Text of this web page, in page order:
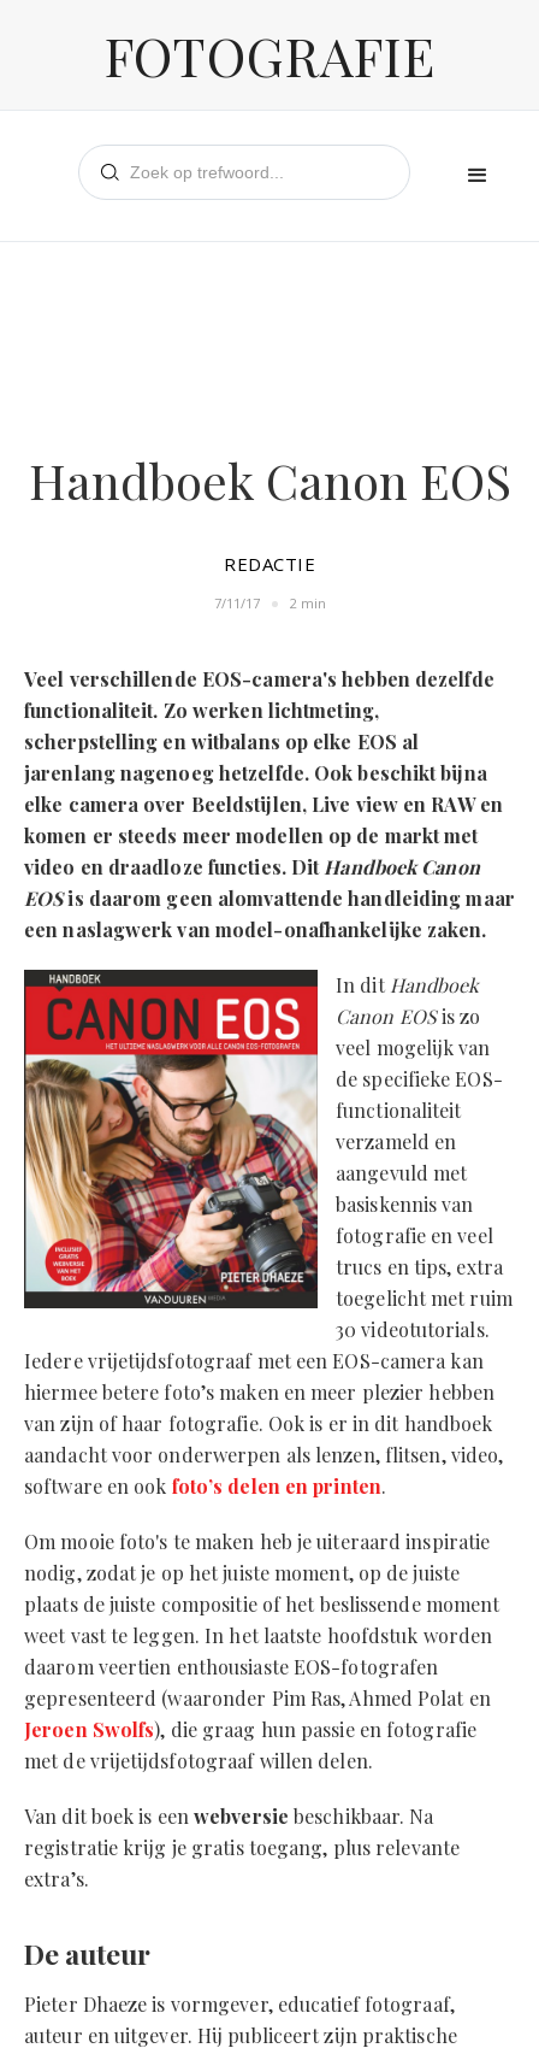
FOTOGRAFIE
Handboek Canon EOS
REDACTIE
7/11/17 2 min
Veel verschillende EOS-camera's hebben dezelfde
functionaliteit. Zo werken lichtmeting,
scherpstelling en witbalans op elke EOS al
jarenlang nagenoeg hetzelfde. Ook beschikt bijna
elke camera over Beeldstijlen, Live view en RAW en
komen er steeds meer modellen op de markt met
video en draadloze functies. Dit Handboek Canon
EOSis daarom geen alomvattende handleiding maar
een naslagwerk van model-onafhankelijke zaken.
In dit Handboek
Canon EOSis zo
veel mogelijk van
de specifieke EOS-
functionaliteit
verzameld en
aangevuld met
basiskennis van
fotografie en veel
trucs en tips, extra
toegelicht met ruim
30 videotutorials.
Iedere vrijetijdsfotograaf met een EOS-camera kan
hiermee betere foto’s maken en meer plezier hebben
van zijn of haar fotografie. Ook is er in dit handboek
aandacht voor onderwerpen als lenzen, flitsen, video,
software en ook foto’s delen en printen.
Om mooie foto's te maken heb je uiteraard inspiratie
nodig, zodat je op het juiste moment, op de juiste
plaats de juiste compositie of het beslissende moment
weet vast te leggen. In het laatste hoofdstuk worden
daarom veertien enthousiaste EOS-fotografen
gepresenteerd (waaronder Pim Ras, Ahmed Polat en
Jeroen Swolfs), die graag hun passie en fotografie
met de vrijetijdsfotograaf willen delen.
Van dit boek is een webversie beschikbaar. Na
registratie krijg je gratis toegang, plus relevante
extra’s.
De auteur
Pieter Dhaeze is vormgever, educatief fotograaf,
auteur en uitgever. Hij publiceert zijn praktische